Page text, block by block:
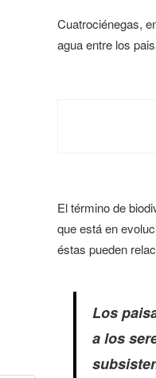
Cuatrociénegas,
agua entre los
El término de
que está en
éstas pueden
Los
a los